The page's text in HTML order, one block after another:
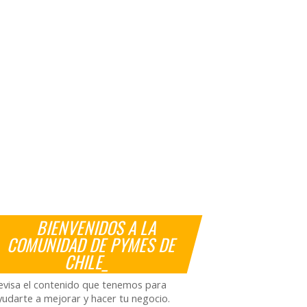
BIENVENIDOS A LA
COMUNIDAD DE PYMES DE
CHILE_
el contenido que tenemos para
a mejorar y hacer tu negocio.